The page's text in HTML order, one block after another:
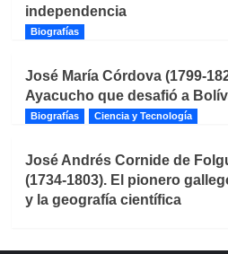
independencia
Biografías
José María Córdova (1799-
Ayacucho que desafió a
Biografías Ciencia y Tecnología
José Andrés Cornide de
(1734-1803). El pionero
y la geografía científica